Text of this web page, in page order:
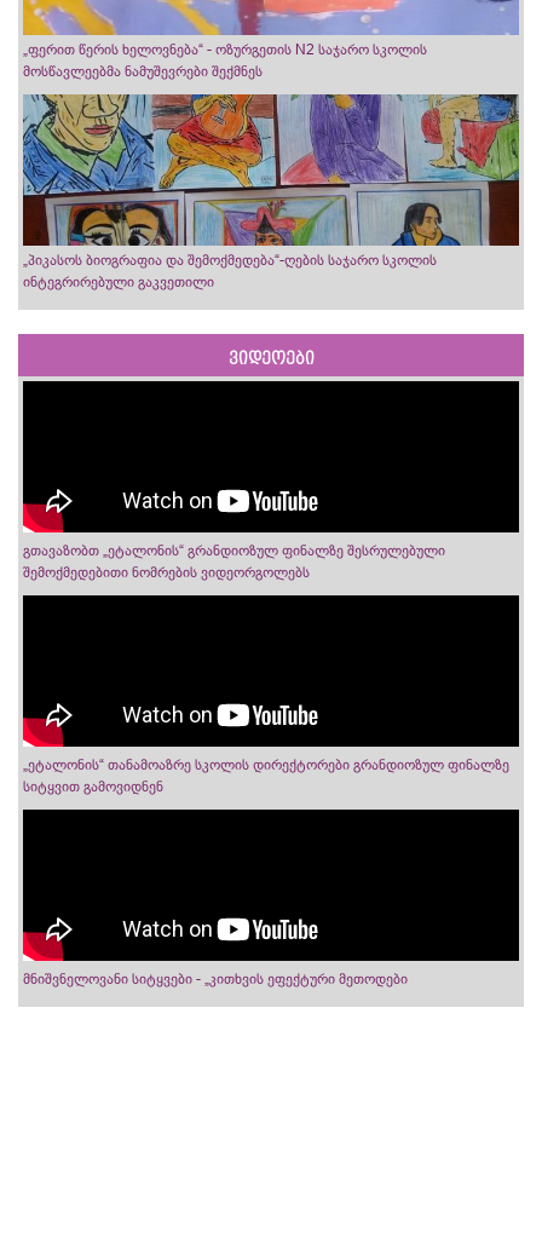
„ფერით წერის ხელოვნება“ - ოზურგეთის N2 საჯარო სკოლის
მოსწავლეებმა ნამუშევრები შექმნეს
„პიკასოს ბიოგრაფია და შემოქმედება“-ღების საჯარო სკოლის
ინტეგრირებული გაკვეთილი
ვიდეოები
გთავაზობთ „ეტალონის“ გრანდიოზულ ფინალზე შესრულებული
შემოქმედებითი ნომრების ვიდეორგოლებს
„ეტალონის“ თანამოაზრე სკოლის დირექტორები გრანდიოზულ ფინალზე
სიტყვით გამოვიდნენ
მნიშვნელოვანი სიტყვები - „კითხვის ეფექტური მეთოდები